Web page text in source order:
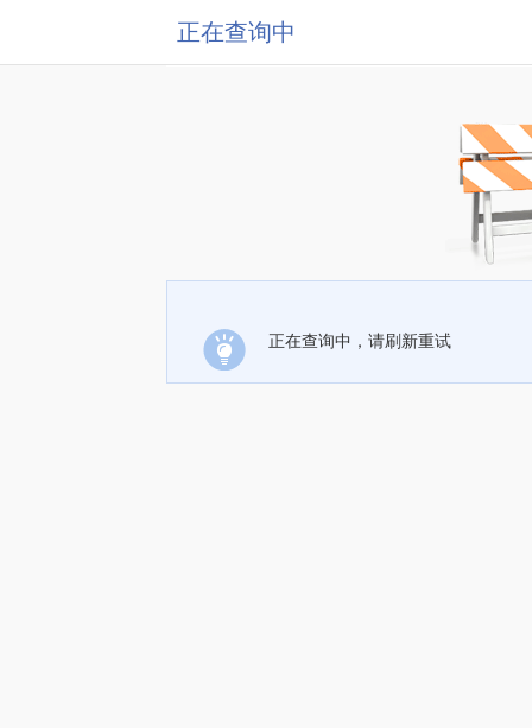
正在查询中
正在查询中，请刷新重试